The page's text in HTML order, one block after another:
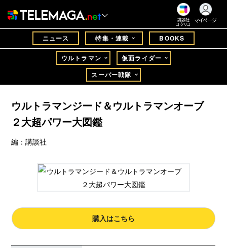
講談社
コクリコ
マイページ
ニュース 特集・連載 BOOKS
ウルトラマン
仮面ライダー
スーパー戦隊
ウルトラマンジード＆ウルトラマンオーブ
２大超パワー大図鑑
編：講談社
購入はこちら